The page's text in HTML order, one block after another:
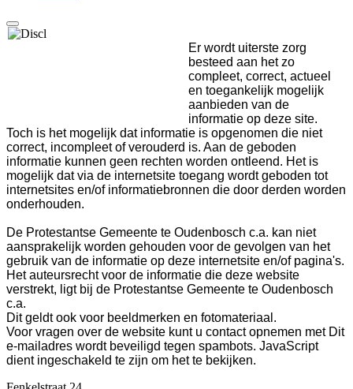
Er wordt uiterste zorg
besteed aan het zo
compleet, correct, actueel
en toegankelijk mogelijk
aanbieden van de
informatie op deze site.
Toch is het mogelijk dat informatie is opgenomen die niet
correct, incompleet of verouderd is. Aan de geboden
informatie kunnen geen rechten worden ontleend. Het is
mogelijk dat via de internetsite toegang wordt geboden tot
internetsites en/of informatiebronnen die door derden worden
onderhouden.
De Protestantse Gemeente te Oudenbosch c.a. kan niet
aansprakelijk worden gehouden voor de gevolgen van het
gebruik van de informatie op deze internetsite en/of pagina's.
Het auteursrecht voor de informatie die deze website
verstrekt, ligt bij de Protestantse Gemeente te Oudenbosch
c.a.
Dit geldt ook voor beeldmerken en fotomateriaal.
Voor vragen over de website kunt u contact opnemen met Dit
e-mailadres wordt beveiligd tegen spambots. JavaScript
dient ingeschakeld te zijn om het te bekijken.